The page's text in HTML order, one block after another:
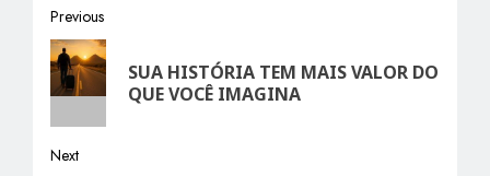
Post
navigation
Previous
Previous
post:
SUA HISTÓRIA TEM MAIS VALOR DO
QUE VOCÊ IMAGINA
Next